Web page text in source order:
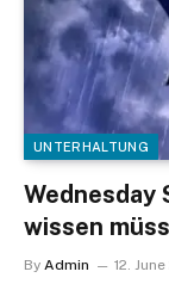
UNTERHALTUNG
Wednesday
wissen
By Admin 12.